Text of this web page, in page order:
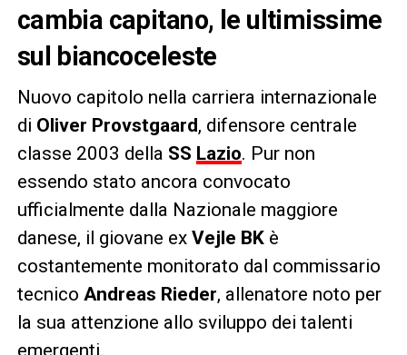
cambia capitano, le ultimissime
sul biancoceleste
Nuovo capitolo nella carriera internazionale
di Oliver Provstgaard, difensore centrale
classe 2003 della SS Lazio. Pur non
essendo stato ancora convocato
ufficialmente dalla Nazionale maggiore
danese, il giovane ex Vejle BKè
costantemente monitorato dal commissario
tecnico Andreas Rieder, allenatore noto per
la sua attenzione allo sviluppo dei talenti
emergenti.